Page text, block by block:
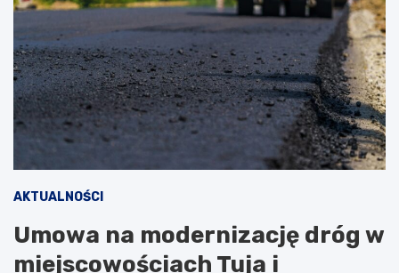
AKTUALNOŚCI
Umowa na modernizację dróg w
miejscowościach Tuja i